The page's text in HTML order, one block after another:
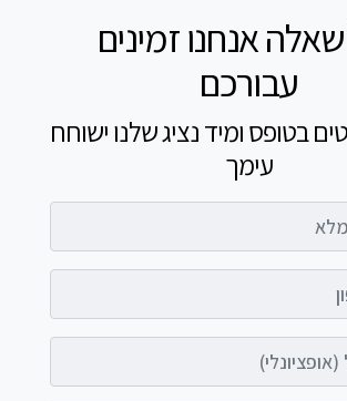
אנחנו זמינים
עבורכם
בטופס ומיד נציג שלנו ישוחח
עימך